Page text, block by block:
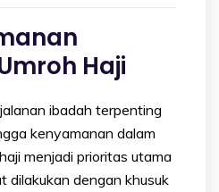
Haji
ibadah terpenting
kenyamanan dalam
menjadi prioritas utama
dilakukan dengan khusuk